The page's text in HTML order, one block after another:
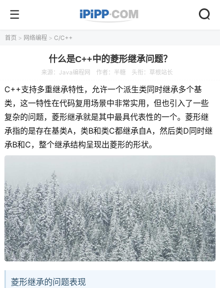
首页 > 网络编程 > C/C++
什么是C++中的菱形继承问题？
来源： Java编程网 作者：半糖 头衔：草根站长
C++支持多重继承特性，允许一个派生类同时继承多个基
类，这一特性在代码复用场景中非常实用，但也引入了一些
复杂的问题，菱形继承就是其中最具代表性的一个。菱形继
承指的是存在基类A，类B和类C都继承自A，然后类D同时继
承B和C，整个继承结构呈现出菱形的形状。
菱形继承的问题表现